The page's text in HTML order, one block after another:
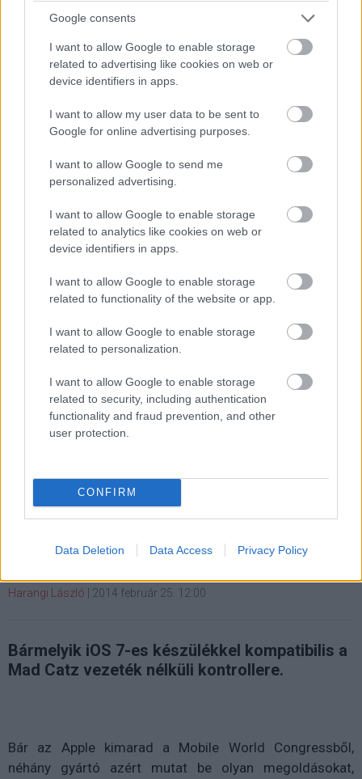
Google consents
I want to allow Google to enable storage
related to advertising like cookies on web or
device identifiers in apps.
I want to allow my user data to be sent to
Google for online advertising purposes.
I want to allow Google to send me
personalized advertising.
I want to allow Google to enable storage
related to analytics like cookies on web or
device identifiers in apps.
I want to allow Google to enable storage
related to functionality of the website or app.
I want to allow Google to enable storage
related to personalization.
I want to allow Google to enable storage
related to security, including authentication
functionality and fraud prevention, and other
user protection.
CONFIRM
Data Deletion Data Access Privacy Policy
kezdve a Best Buy és Amazon 199 dolláros (~45 ezer
kíváncsiak, hogy hány kompatibilis eszköz van a piacon,
hivatalosan példáula tegnap este bemutatott Samsung
Pulzusméréssel segíti a biztonságos mozgást az új
balatoni kardioösvény (X)
4 és egy 8 km-es egészségügyi tanösvény nyílt
#sandisk #mwc 2014
Vezeték nélküli kontroller a
Mad Catz-től
Harangi László 2014 február 25. 12:00
Bármelyik iOS 7-es készülékkel kompatibilis a
Mad Catz vezeték nélküli kontrollere.
Bár az Apple kimarad a Mobile World Congressből,
néhány gyártó azért mutat be olyan megoldásokat,